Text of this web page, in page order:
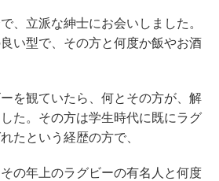
、立派な紳士にお会いしました。
い型で、その方と何度か飯やお酒
を観ていたら、何とその方が、解
た。その方は学生時代に既にラグ
たという経歴の方で、
の年上のラグビーの有名人と何度